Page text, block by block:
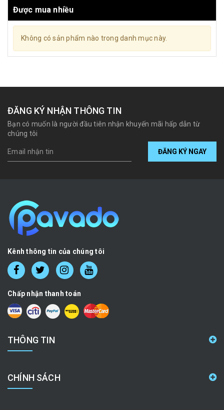
Được mua nhiều
Không có sản phẩm nào trong danh mục này.
ĐĂNG KÝ NHẬN THÔNG TIN
Bạn có muốn là người đầu tiên nhận khuyến mãi hấp dẫn từ
chúng tôi
ĐĂNG KÝ NGAY
Kênh thông tin của chúng tôi
Chấp nhận thanh toán
THÔNG TIN
CHÍNH SÁCH